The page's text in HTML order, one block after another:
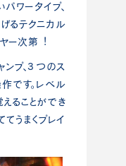
ワータイプ、
るテクニカル
ー次第︕
ンプ、3 つのス
です。レベル
ることができ
てうまくプレイ